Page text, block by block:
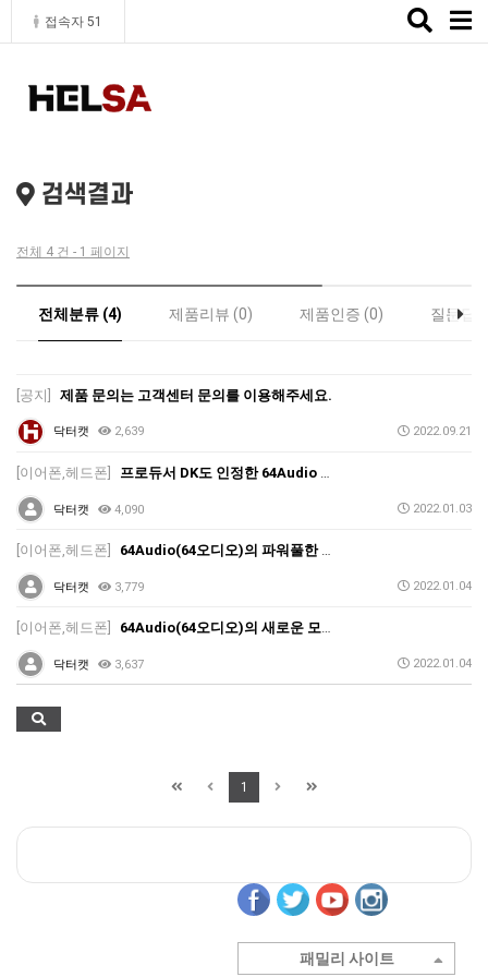
접속자 51
Toggle
검색결과
전체 4 건 - 1 페이지
전체분류 (4) 제품리뷰 (0) 제품인증 (0) 질문답
[공지] 제품 문의는 고객센터 문의를 이용해주세요.
닥터캣 2,639 2022.09.21
[이어폰,헤드폰] 프로듀서 DK도 인정한 64Audio 엔트리급 이어폰 "U6t" 정식 출시 !
닥터캣 4,090 2022.01.03
[이어폰,헤드폰] 64Audio(64오디오)의 파워풀한 사운드를 장착한 프리미엄 인이어(이어폰) 'A3t' , 'A4s' 정식 출시
닥터캣 3,779 2022.01.04
[이어폰,헤드폰] 64Audio(64오디오)의 새로운 모니터링 이어폰 'DUO'(듀오) 정식 출시
닥터캣 3,637 2022.01.04
1
패밀리 사이트